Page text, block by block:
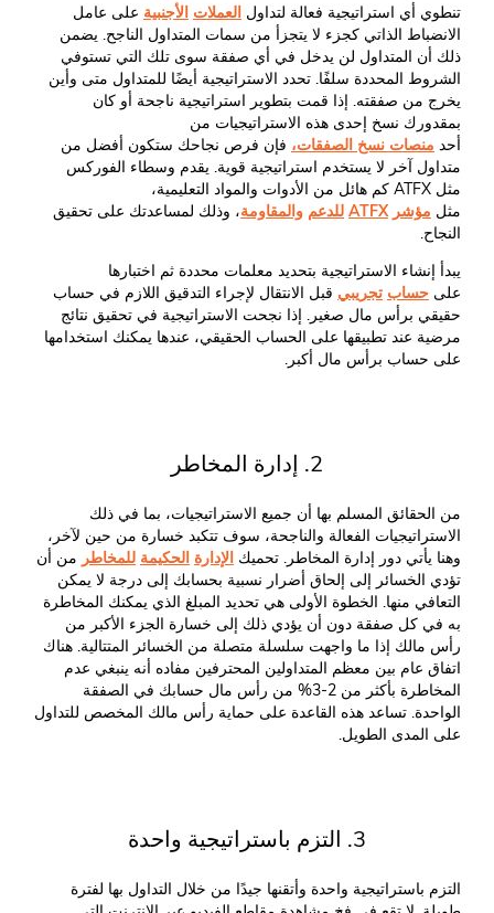
تنطوي أي استراتيجية فعالة لتداول العملات الأجنبية على عامل
الانضباط الذاتي كجزء لا يتجزأ من سمات المتداول الناجح. يضمن
ذلك أن المتداول لن يدخل في أي صفقة سوى تلك التي تستوفي
الشروط المحددة سلفًا. تحدد الاستراتيجية أيضًا للمتداول متى وأين
يخرج من صفقته. إذا قمت بتطوير استراتيجية ناجحة أو كان
بمقدورك نسخ إحدى هذه الاستراتيجيات من
أحد منصات نسخ الصفقات، فإن فرص نجاحك ستكون أفضل من
متداول آخر لا يستخدم استراتيجية قوية. يقدم وسطاء الفوركس
مثل ATFX كم هائل من الأدوات والمواد التعليمية،
مثل مؤشر ATFX للدعم والمقاومة، وذلك لمساعدتك على تحقيق
النجاح.
يبدأ إنشاء الاستراتيجية بتحديد معلمات محددة ثم اختبارها
على حساب تجريبي قبل الانتقال لإجراء التدقيق اللازم في حساب
حقيقي برأس مال صغير. إذا نجحت الاستراتيجية في تحقيق نتائج
مرضية عند تطبيقها على الحساب الحقيقي، عندها يمكنك استخدامها
على حساب برأس مال أكبر.
2. إدارة المخاطر
من الحقائق المسلم بها أن جميع الاستراتيجيات، بما في ذلك
الاستراتيجيات الفعالة والناجحة، سوف تتكبد خسارة من حين لآخر،
وهنا يأتي دور إدارة المخاطر. تحميك الإدارة الحكيمة للمخاطر من أن
تؤدي الخسائر إلى إلحاق أضرار نسبية بحسابك إلى درجة لا يمكن
التعافي منها. الخطوة الأولى هي تحديد المبلغ الذي يمكنك المخاطرة
به في كل صفقة دون أن يؤدي ذلك إلى خسارة الجزء الأكبر من
رأس مالك إذا ما واجهت سلسلة متصلة من الخسائر المتتالية. هناك
اتفاق عام بين معظم المتداولين المحترفين مفاده أنه ينبغي عدم
المخاطرة بأكثر من 2-3% من رأس مال حسابك في الصفقة
الواحدة. تساعد هذه القاعدة على حماية رأس مالك المخصص للتداول
على المدى الطويل.
3. التزم باستراتيجية واحدة
التزم باستراتيجية واحدة وأتقنها جيدًا من خلال التداول بها لفترة